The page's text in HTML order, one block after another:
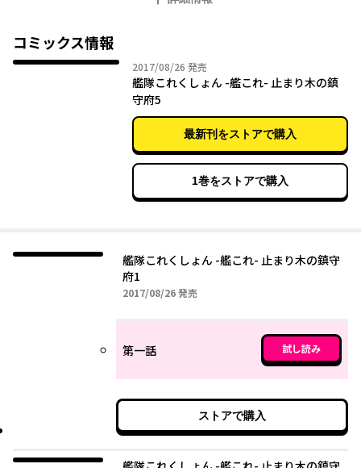
コミックス情報
2017/08/26 2017年08月26日
発売
艦隊これくしょん -艦これ- 止まり木の鎮
守府5
最新刊をストアで購入
1巻をストアで購入
艦隊これくしょん -艦これ- 止まり木の鎮守
府1
2017/08/262017年08月26日
発売
第一話 試し読み
ストアで購入